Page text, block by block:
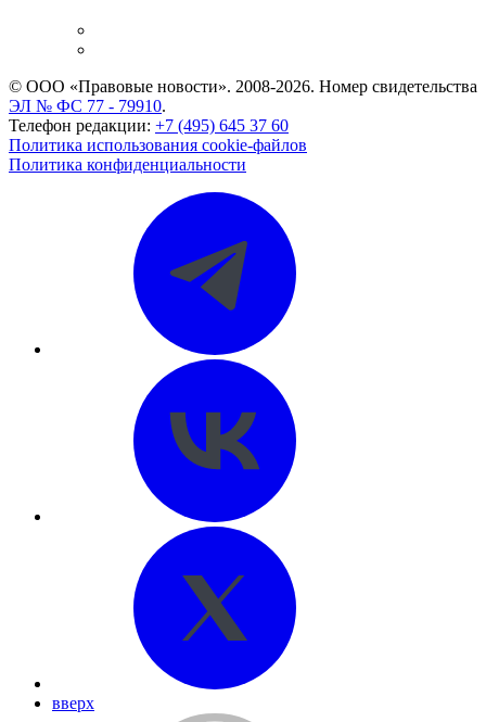
© ООО «Правовые новости». 2008-2026. Номер свидетельства
ЭЛ № ФС 77 - 79910.
Телефон редакции: +7 (495) 645 37 60
Политика использования cookie-файлов
Политика конфиденциальности
вверх